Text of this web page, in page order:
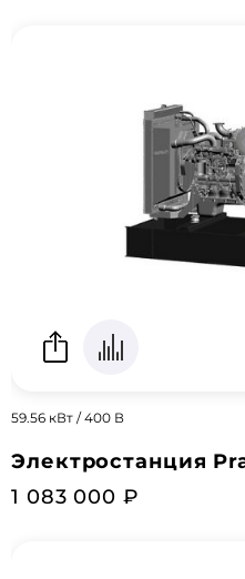
59.56 кВт / 400 В
Электростанция
1 083 000 ₽